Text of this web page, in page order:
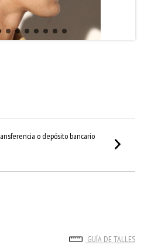
o depósito bancario
GUÍA DE TALLES